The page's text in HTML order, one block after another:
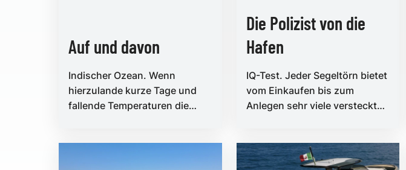
Auf und davon
Indischer Ozean. Wenn
hierzulande kurze Tage und
fallende Temperaturen die
Die Polizist von die
Hafen
IQ-Test. Jeder Segeltörn bietet
vom Einkaufen bis zum
Anlegen sehr viele versteckte